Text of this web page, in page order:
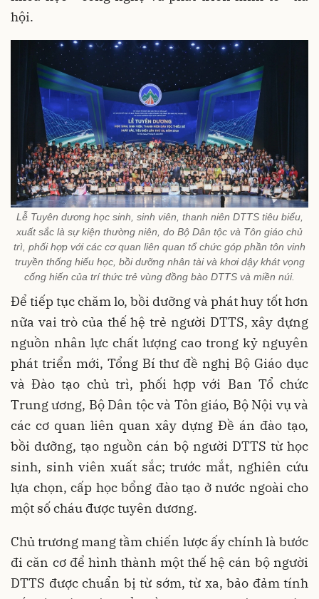
hội.
Lễ Tuyên dương học sinh, sinh viên, thanh niên DTTS tiêu biểu,
xuất sắc là sự kiện thường niên, do Bộ Dân tộc và Tôn giáo chủ
trì, phối hợp với các cơ quan liên quan tổ chức góp phần tôn vinh
truyền thống hiếu học, bồi dưỡng nhân tài và khơi dậy khát vọng
cống hiến của trí thức trẻ vùng đồng bào DTTS và miền núi.
Để tiếp tục chăm lo, bồi dưỡng và phát huy tốt hơn
nữa vai trò của thế hệ trẻ người DTTS, xây dựng
nguồn nhân lực chất lượng cao trong kỷ nguyên
phát triển mới, Tổng Bí thư đề nghị Bộ Giáo dục
và Đào tạo chủ trì, phối hợp với Ban Tổ chức
Trung ương, Bộ Dân tộc và Tôn giáo, Bộ Nội vụ và
các cơ quan liên quan xây dựng Đề án đào tạo,
bồi dưỡng, tạo nguồn cán bộ người DTTS từ học
sinh, sinh viên xuất sắc; trước mắt, nghiên cứu
lựa chọn, cấp học bổng đào tạo ở nước ngoài cho
một số cháu được tuyên dương.
Chủ trương mang tầm chiến lược ấy chính là bước
đi căn cơ để hình thành một thế hệ cán bộ người
DTTS được chuẩn bị từ sớm, từ xa, bảo đảm tính